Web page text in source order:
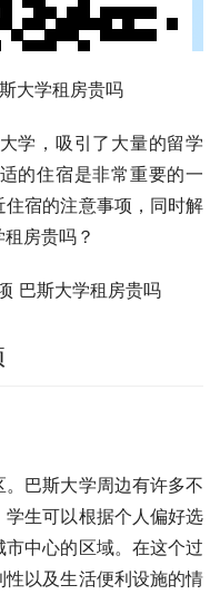
大学租房贵吗
学，吸引了大量的留学
的住宿是非常重要的一
宿的注意事项，同时解
房贵吗？
巴斯大学周边有许多不
生可以根据个人偏好选
中心的区域。在这个过
以及生活便利设施的情